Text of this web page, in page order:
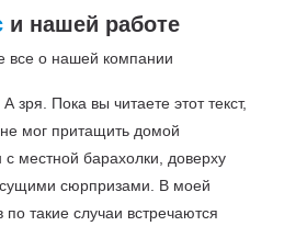
и нашей работе
все о нашей компании
зря. Пока вы читаете этот текст,
мог притащить домой
местной барахолки, доверху
сюрпризами. В моей
по такие случаи встречаются